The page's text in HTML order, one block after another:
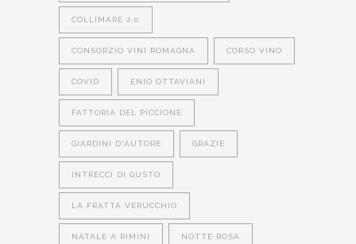
COLLIMARE 2.0
CONSORZIO VINI ROMAGNA CORSO VINO
COVID ENIO OTTAVIANI
FATTORIA DEL PICCIONE
GIARDINI D'AUTORE GRAZIE
INTRECCI DI GUSTO
LA FRATTA VERUCCHIO
NATALE A RIMINI NOTTE ROSA